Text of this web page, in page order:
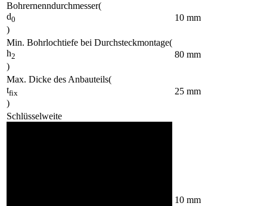
Bohrernenndurchmesser(
d0
)
10 mm
Min. Bohrlochtiefe bei Durchsteckmontage(
h2
)
80 mm
Max. Dicke des Anbauteils(
tfix
)
25 mm
Schlüsselweite
10 mm